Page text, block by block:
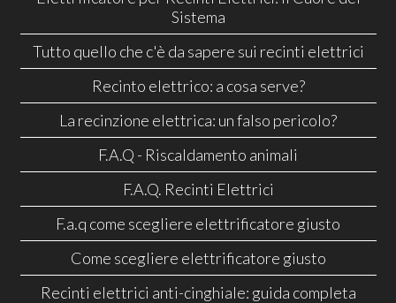
Sistema
Tutto quello che c'è da sapere sui recinti elettrici
Recinto elettrico: a cosa serve?
La recinzione elettrica: un falso pericolo?
F.A.Q - Riscaldamento animali
F.A.Q. Recinti Elettrici
F.a.q come scegliere elettrificatore giusto
Come scegliere elettrificatore giusto
Recinti elettrici anti-cinghiale: guida completa